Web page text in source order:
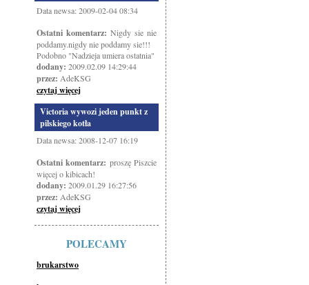
Data newsa: 2009-02-04 08:34
Ostatni komentarz: Nigdy sie nie
poddamy.nigdy nie poddamy sie!!!
Podobno "Nadzieja umiera ostatnia"
dodany: 2009.02.09 14:29:44
przez: AdeKSG
czytaj więcej
Victoria wywozi jeden punkt z
pilskiego kotła
Data newsa: 2008-12-07 16:19
Ostatni komentarz: proszę Piszcie
więcej o kibicach!
dodany: 2009.01.29 16:27:56
przez: AdeKSG
czytaj więcej
POLECAMY
brukarstwo